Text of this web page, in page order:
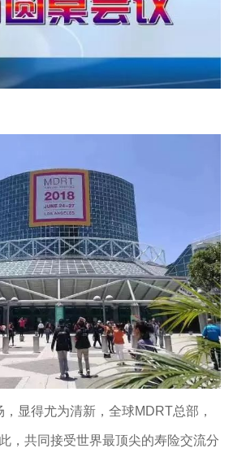
显得尤为清新，全球MDRT总部，
，共同接受世界最顶尖的寿险交流分